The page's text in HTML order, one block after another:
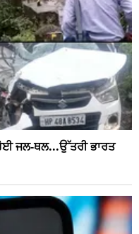
ਜਲ-ਥਲ...ਉੱਤਰੀ ਭਾਰਤ